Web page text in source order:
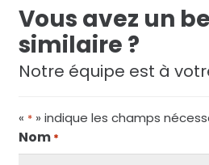
Vous avez un
similaire ?
Notre équipe est à
« *» indique les champs
Nom *